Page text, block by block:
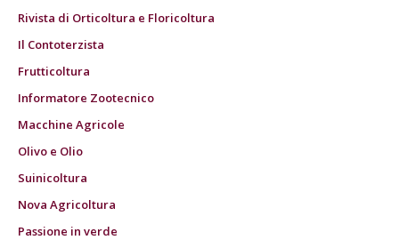
Rivista di Orticoltura e Floricoltura
Il Contoterzista
Frutticoltura
Informatore Zootecnico
Macchine Agricole
Olivo e Olio
Suinicoltura
Nova Agricoltura
Passione in verde